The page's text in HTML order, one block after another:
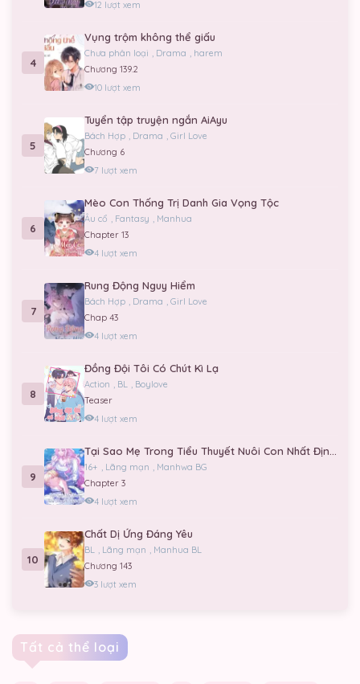
Chap 2
26/07/2026
26/07/2026
12 lượt xem
4
Vụng trộm không thể giấu
Chưa phân loại , Drama , harem
Chương 139.2
10 lượt xem
5
Tuyển tập truyện ngắn AiAyu
Bách Hợp , Drama , Girl Love
Chương 6
7 lượt xem
6
Mèo Con Thống Trị Danh Gia Vọng Tộc
Âu cổ , Fantasy , Manhua
Chapter 13
4 lượt xem
7
Rung Động Nguy Hiểm
Bách Hợp , Drama , Girl Love
Chap 43
4 lượt xem
8
Đồng Đội Tôi Có Chút Kì Lạ
Action , BL , Boylove
Teaser
4 lượt xem
9
Tại Sao Mẹ Trong Tiểu Thuyết Nuôi Con Nhất Định Phải Chết?
16+ , Lãng mạn , Manhwa BG
Chapter 3
4 lượt xem
10
Chất Dị Ứng Đáng Yêu
BL , Lãng mạn , Manhua BL
Chương 143
3 lượt xem
Tất cả thể loại